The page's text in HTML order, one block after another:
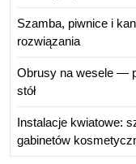
Szamba, piwnice i
rozwiązania
Obrusy na wesele —
stół
Instalacje kwiatowe:
gabinetów